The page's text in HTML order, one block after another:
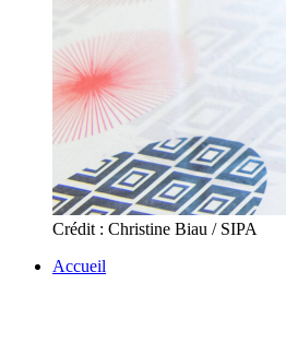
Crédit : Christine Biau / SIPA
Accueil